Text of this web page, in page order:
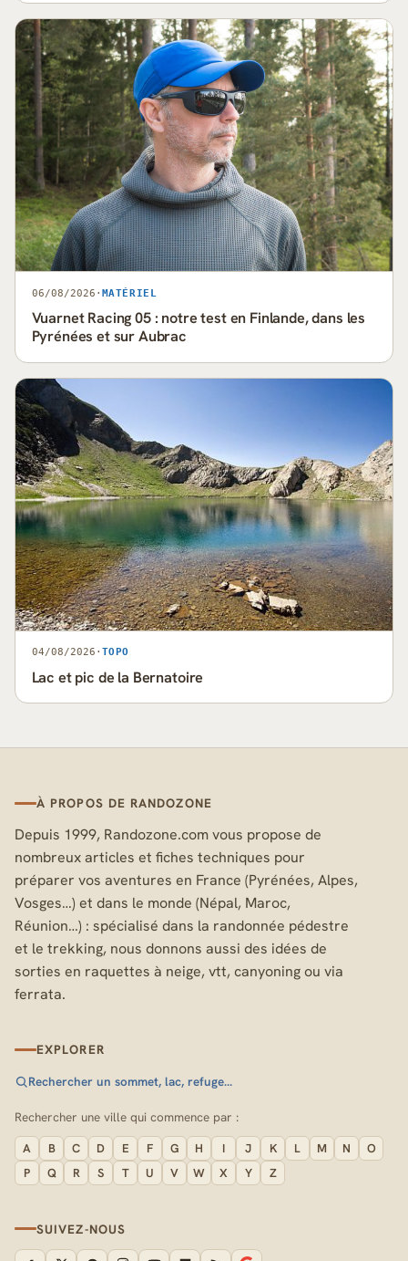
06/08/2026 · MATÉRIEL
Vuarnet Racing 05 : notre test en Finlande, dans les
Pyrénées et sur Aubrac
04/08/2026 · TOPO
Lac et pic de la Bernatoire
À PROPOS DE RANDOZONE
Depuis 1999, Randozone.com vous propose de
nombreux articles et fiches techniques pour
préparer vos aventures en France (Pyrénées, Alpes,
Vosges…) et dans le monde (Népal, Maroc,
Réunion…) : spécialisé dans la randonnée pédestre
et le trekking, nous donnons aussi des idées de
sorties en raquettes à neige, vtt, canyoning ou via
ferrata.
EXPLORER
Rechercher un sommet, lac, refuge…
Rechercher une ville qui commence par :
A B C D E F G H I J K L M N
O
P
Q R S T U V W X Y Z
SUIVEZ-NOUS